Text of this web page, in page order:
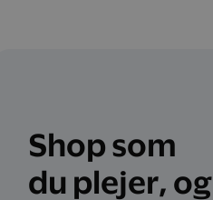
Shop som
du plejer, og